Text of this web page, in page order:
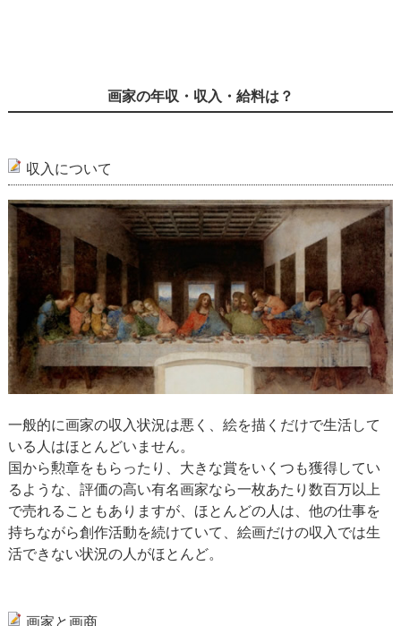
画家の年収・収入・給料は？
収入について
一般的に画家の収入状況は悪く、絵を描くだけで生活して
いる人はほとんどいません。
国から勲章をもらったり、大きな賞をいくつも獲得してい
るような、評価の高い有名画家なら一枚あたり数百万以上
で売れることもありますが、ほとんどの人は、他の仕事を
持ちながら創作活動を続けていて、絵画だけの収入では生
活できない状況の人がほとんど。
画家と画商